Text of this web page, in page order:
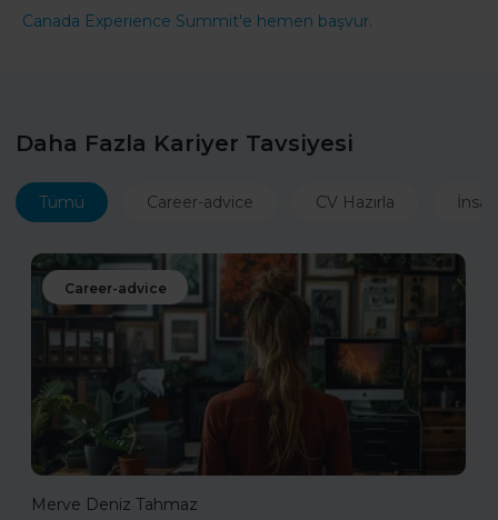
Canada Experience Summit'e hemen başvur.
Daha Fazla Kariyer Tavsiyesi
Tümü Career-advice CV Hazırla
Career-advice
Merve Deniz Tahmaz